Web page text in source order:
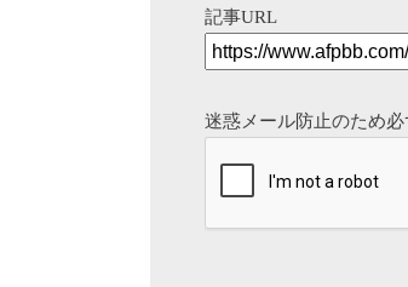
記事URL
迷惑メール防止のため